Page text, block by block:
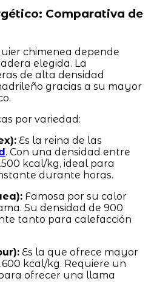
Comparativa de
chimenea depende
elegida. La
de alta densidad
gracias a su mayor
por variedad:
Es la reina de las
. Con una densidad entre
kcal/kg, ideal para
durante horas.
Famosa por su calor
Su densidad de 900
tanto para calefacción
Es la que ofrece mayor
kcal/kg. Requiere un
ofrecer una llama